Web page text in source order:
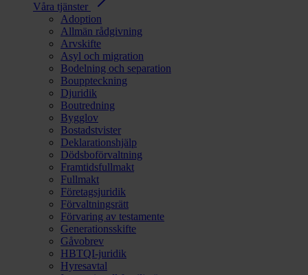
Våra tjänster
Adoption
Allmän rådgivning
Arvskifte
Asyl och migration
Bodelning och separation
Bouppteckning
Djuridik
Boutredning
Bygglov
Bostadstvister
Deklarationshjälp
Dödsboförvaltning
Framtidsfullmakt
Fullmakt
Företagsjuridik
Förvaltningsrätt
Förvaring av testamente
Generationsskifte
Gåvobrev
HBTQI-juridik
Hyresavtal